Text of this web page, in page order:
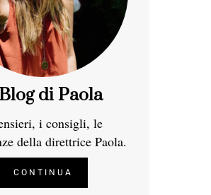
di Paola
i consigli, le
della direttrice Paola.
CONTINUA